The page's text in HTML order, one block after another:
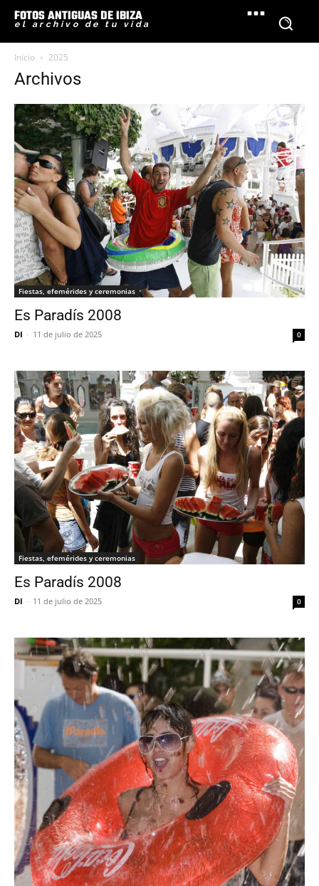
FOTOS ANTIGUAS DE IBIZA
el archivo de tu vida
Inicio 2025
Archivos
Fiestas, efemérides y ceremonias
Es Paradís 2008
DI - 11 de julio de 2025 0
Fiestas, efemérides y ceremonias
Es Paradís 2008
DI - 11 de julio de 2025 0